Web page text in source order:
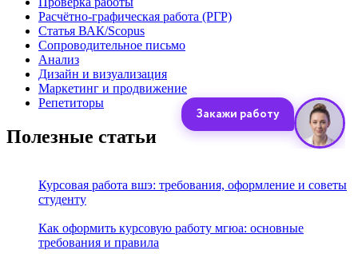
Расчётно-графическая работа (РГР)
Статья ВАК/Scopus
Сопроводительное письмо
Анализ
Дизайн и визуализация
Маркетинг и продвижение
Репетиторы
Полезные статьи
Курсовая работа вшэ: требования, оформление и советы
студенту
Как оформить курсовую работу мгюа: основные
требования и правила